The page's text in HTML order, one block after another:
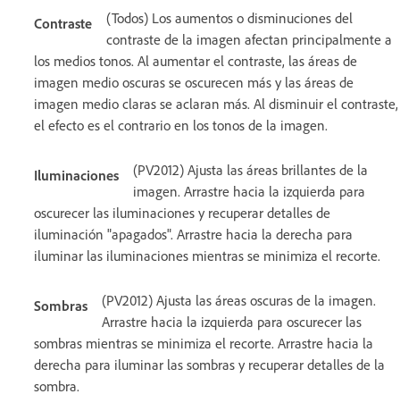
Contraste
(Todos) Los aumentos o disminuciones del
contraste de la imagen afectan principalmente a
los medios tonos. Al aumentar el contraste, las áreas de
imagen medio oscuras se oscurecen más y las áreas de
imagen medio claras se aclaran más. Al disminuir el contraste,
el efecto es el contrario en los tonos de la imagen.
Iluminaciones
(PV2012) Ajusta las áreas brillantes de la
imagen. Arrastre hacia la izquierda para
oscurecer las iluminaciones y recuperar detalles de
iluminación "apagados". Arrastre hacia la derecha para
iluminar las iluminaciones mientras se minimiza el recorte.
Sombras
(PV2012) Ajusta las áreas oscuras de la imagen.
Arrastre hacia la izquierda para oscurecer las
sombras mientras se minimiza el recorte. Arrastre hacia la
derecha para iluminar las sombras y recuperar detalles de la
sombra.